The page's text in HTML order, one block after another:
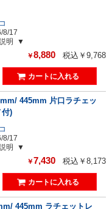
8/17
明
￥8,880 税込￥9,768
445mm 片口ラチェッ
付)
8/17
明
￥7,430 税込￥8,173
445mm ラチェットレ